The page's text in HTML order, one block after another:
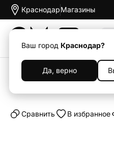
Краснодар
Ваш город Краснодар?
Да, верно
Магазины
Каталог
Смартфон
Cравнить В избранное